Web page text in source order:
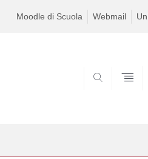
Moodle di Scuola Webmail